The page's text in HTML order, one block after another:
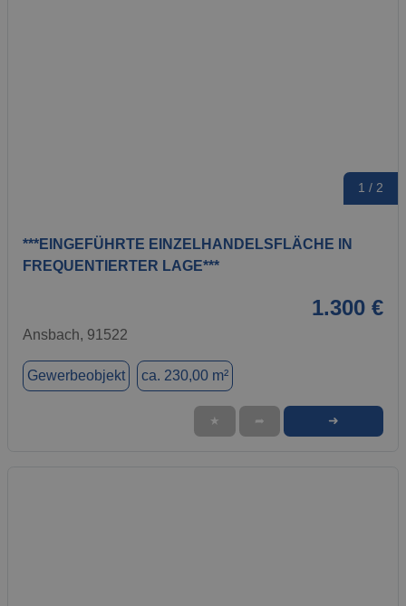
1 / 2
***EINGEFÜHRTE EINZELHANDELSFLÄCHE IN
FREQUENTIERTER LAGE***
1.300 €
Ansbach, 91522
Gewerbeobjekt ca. 230,00 m²
★ ➦ ➜